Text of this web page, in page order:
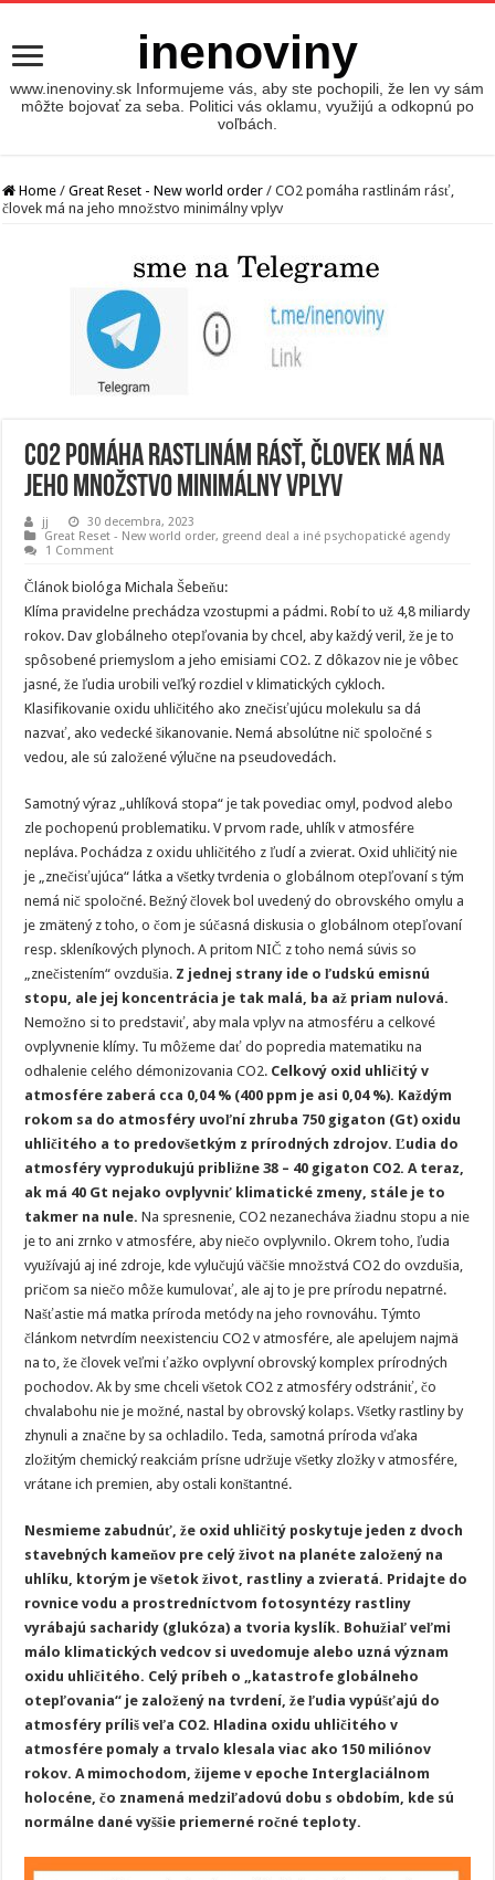
inenoviny
www.inenoviny.sk Informujeme vás, aby ste pochopili, že len vy sám
môžte bojovať za seba. Politici vás oklamu, využijú a odkopnú po
voľbách.
Home / Great Reset - New world order / CO2 pomáha rastlinám rásť,
človek má na jeho množstvo minimálny vplyv
CO2 pomáha rastlinám rásť, človek má na
jeho množstvo minimálny vplyv
jj
30 decembra, 2023
Great Reset - New world order, greend deal a iné psychopatické agendy
1 Comment
Článok biológa Michala Šebeňu:
Klíma pravidelne prechádza vzostupmi a pádmi. Robí to už 4,8 miliardy
rokov. Dav globálneho otepľovania by chcel, aby každý veril, že je to
spôsobené priemyslom a jeho emisiami CO2. Z dôkazov nie je vôbec
jasné, že ľudia urobili veľký rozdiel v klimatických cykloch.
Klasifikovanie oxidu uhličitého ako znečisťujúcu molekulu sa dá
nazvať, ako vedecké šikanovanie. Nemá absolútne nič spoločné s
vedou, ale sú založené výlučne na pseudovedách.
Samotný výraz „uhlíková stopa“ je tak povediac omyl, podvod alebo
zle pochopenú problematiku. V prvom rade, uhlík v atmosfére
nepláva. Pochádza z oxidu uhličitého z ľudí a zvierat. Oxid uhličitý nie
je „znečisťujúca“ látka a všetky tvrdenia o globálnom otepľovaní s tým
nemá nič spoločné. Bežný človek bol uvedený do obrovského omylu a
je zmätený z toho, o čom je súčasná diskusia o globálnom otepľovaní
resp. skleníkových plynoch. A pritom NIČ z toho nemá súvis so
„znečistením“ ovzdušia. Z jednej strany ide o ľudskú emisnú
stopu, ale jej koncentrácia je tak malá, ba až priam nulová.
Nemožno si to predstaviť, aby mala vplyv na atmosféru a celkové
ovplyvnenie klímy. Tu môžeme dať do popredia matematiku na
odhalenie celého démonizovania CO2. Celkový oxid uhličitý v
atmosfére zaberá cca 0,04 % (400 ppm je asi 0,04 %). Každým
rokom sa do atmosféry uvoľní zhruba 750 gigaton (Gt) oxidu
uhličitého a to predovšetkým z prírodných zdrojov. Ľudia do
atmosféry vyprodukujú približne 38 – 40 gigaton CO2. A teraz,
ak má 40 Gt nejako ovplyvniť klimatické zmeny, stále je to
takmer na nule. Na spresnenie, CO2 nezanecháva žiadnu stopu a nie
je to ani zrnko v atmosfére, aby niečo ovplyvnilo. Okrem toho, ľudia
využívajú aj iné zdroje, kde vylučujú väčšie množstvá CO2 do ovzdušia,
pričom sa niečo môže kumulovať, ale aj to je pre prírodu nepatrné.
Našťastie má matka príroda metódy na jeho rovnováhu. Týmto
článkom netvrdím neexistenciu CO2 v atmosfére, ale apelujem najmä
na to, že človek veľmi ťažko ovplyvní obrovský komplex prírodných
pochodov. Ak by sme chceli všetok CO2 z atmosféry odstrániť, čo
chvalabohu nie je možné, nastal by obrovský kolaps. Všetky rastliny by
zhynuli a značne by sa ochladilo. Teda, samotná príroda vďaka
zložitým chemický reakciám prísne udržuje všetky zložky v atmosfére,
vrátane ich premien, aby ostali konštantné.
Nesmieme zabudnúť, že oxid uhličitý poskytuje jeden z dvoch
stavebných kameňov pre celý život na planéte založený na
uhlíku, ktorým je všetok život, rastliny a zvieratá. Pridajte do
rovnice vodu a prostredníctvom fotosyntézy rastliny
vyrábajú sacharidy (glukóza) a tvoria kyslík. Bohužiaľ veľmi
málo klimatických vedcov si uvedomuje alebo uzná význam
oxidu uhličitého. Celý príbeh o „katastrofe globálneho
otepľovania“ je založený na tvrdení, že ľudia vypúšťajú do
atmosféry príliš veľa CO2. Hladina oxidu uhličitého v
atmosfére pomaly a trvalo klesala viac ako 150 miliónov
rokov. A mimochodom, žijeme v epoche Interglaciálnom
holocéne, čo znamená medziľadovú dobu s obdobím, kde sú
normálne dané vyššie priemerné ročné teploty.